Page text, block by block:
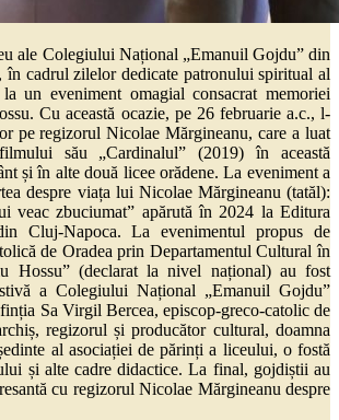
ale Colegiului Național „Emanuil Gojdu” din
în cadrul zilelor dedicate patronului spiritual al
un eveniment omagial consacrat memoriei
Cu această ocazie, pe 26 februarie a.c., l-
pe regizorul Nicolae Mărgineanu, care a luat
său „Cardinalul” (2019) în această
și în alte două licee orădene. La eveniment a
despre viața lui Nicolae Mărgineanu (tatăl):
veac zbuciumat” apărută în 2024 la Editura
Cluj-Napoca. La evenimentul propus de
de Oradea prin Departamentul Cultural în
Hossu” (declarat la nivel național) au fost
a Colegiului Național „Emanuil Gojdu”
Sa Virgil Bercea, episcop-greco-catolic de
regizorul și producător cultural, doamna
al asociației de părinți a liceului, o fostă
și alte cadre didactice. La final, gojdiștii au
cu regizorul Nicolae Mărgineanu despre